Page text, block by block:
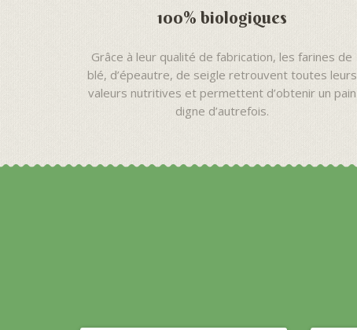
100% biologiques
Grâce à leur qualité de fabrication, les farines de
blé, d’épeautre, de seigle retrouvent toutes leurs
valeurs nutritives et permettent d’obtenir un pain
digne d’autrefois.